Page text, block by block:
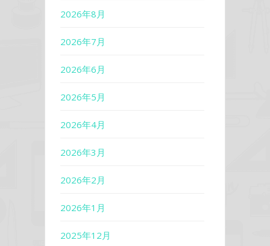
2026年8月
2026年7月
2026年6月
2026年5月
2026年4月
2026年3月
2026年2月
2026年1月
2025年12月